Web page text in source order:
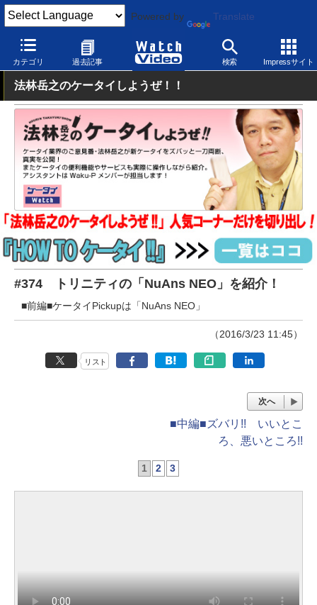
Powered by Translate
カテゴリ 過去記事 検索 Impressサイト
Watch Video モバイル スマートフォン その他
法林岳之のケータイしようぜ！！
#374 トリニティの「NuAns NEO」を紹介！
■前編■ケータイPickupは「NuAns NEO」
（2016/3/23 11:45）
リスト
次へ
■中編■ズバリ!! いいとこ
ろ、悪いところ!!
1 2 3